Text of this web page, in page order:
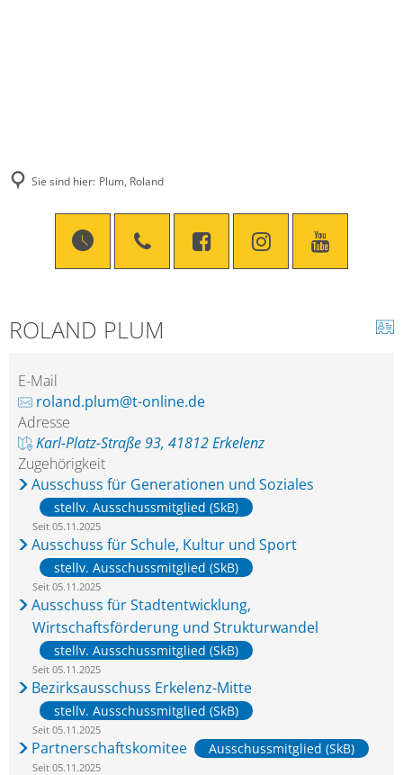
Sie sind hier: Plum, Roland
ROLAND PLUM
E-Mail
roland.plum@t-online.de
Adresse
Karl-Platz-Straße 93, 41812 Erkelenz
Zugehörigkeit
Ausschuss für Generationen und Soziales
stellv. Ausschussmitglied (SkB)
Seit 05.11.2025
Ausschuss für Schule, Kultur und Sport
stellv. Ausschussmitglied (SkB)
Seit 05.11.2025
Ausschuss für Stadtentwicklung,
Wirtschaftsförderung und Strukturwandel
stellv. Ausschussmitglied (SkB)
Seit 05.11.2025
Bezirksausschuss Erkelenz-Mitte
stellv. Ausschussmitglied (SkB)
Seit 05.11.2025
Partnerschaftskomitee Ausschussmitglied (SkB)
Seit 05.11.2025